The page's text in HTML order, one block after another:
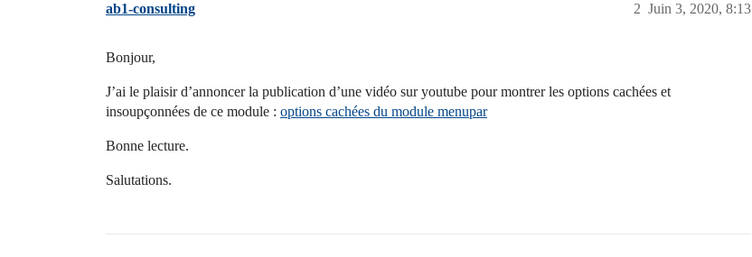
ab1-consulting Juin 3, 2020, 8:13
2
Bonjour,
J’ai le plaisir d’annoncer la publication d’une vidéo sur youtube pour montrer les options cachées et
insoupçonnées de ce module : options cachées du module menupar
Bonne lecture.
Salutations.